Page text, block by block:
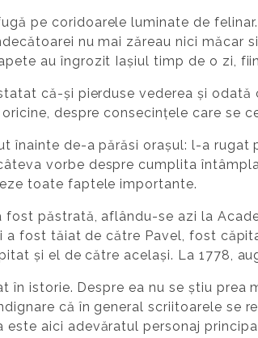
pe coridoarele luminate de
nu mai zăreau nici măcar
au îngrozit Iașiul timp de o zi,
că-și pierduse vederea și
despre consecințele care se
înainte de-a părăsi orașul: l-a
vorbe despre cumplita
toate faptele importante.
păstrată, aflându-se azi la
fost tăiat de către Pavel, fost
și el de către același. La 1778,
în istorie. Despre ea nu se știu
că în general scriitoarele se
aici adevăratul personaj